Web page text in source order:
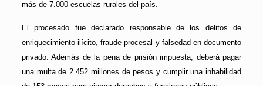
más de 7.000 escuelas rurales del país.
El procesado fue declarado responsable de los delitos de
enriquecimiento ilícito, fraude procesal y falsedad en documento
privado. Además de la pena de prisión impuesta, deberá pagar
una multa de 2.452 millones de pesos y cumplir una inhabilidad